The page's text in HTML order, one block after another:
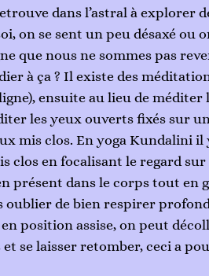
dans l’astral à explorer
on se sent un peu désaxé ou
que nous ne sommes pas
à ça ? Il existe des
ensuite au lieu de
les yeux ouverts fixés sur
mis clos. En yoga Kundalini il
clos en focalisant le regard
présent dans le corps tout en
oublier de bien respirer
position assise, on peut
se laisser retomber, ceci a